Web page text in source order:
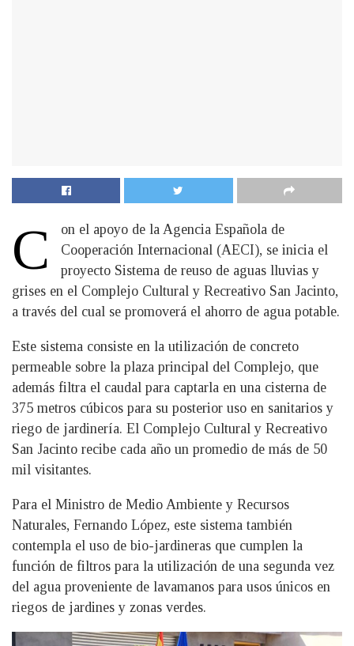
C
on el apoyo de la Agencia Española de
Cooperación Internacional (AECI), se inicia el
proyecto Sistema de reuso de aguas lluvias y
grises en el Complejo Cultural y Recreativo San Jacinto,
a través del cual se promoverá el ahorro de agua potable.
Este sistema consiste en la utilización de concreto
permeable sobre la plaza principal del Complejo, que
además filtra el caudal para captarla en una cisterna de
375 metros cúbicos para su posterior uso en sanitarios y
riego de jardinería. El Complejo Cultural y Recreativo
San Jacinto recibe cada año un promedio de más de 50
mil visitantes.
Para el Ministro de Medio Ambiente y Recursos
Naturales, Fernando López, este sistema también
contempla el uso de bio-jardineras que cumplen la
función de filtros para la utilización de una segunda vez
del agua proveniente de lavamanos para usos únicos en
riegos de jardines y zonas verdes.